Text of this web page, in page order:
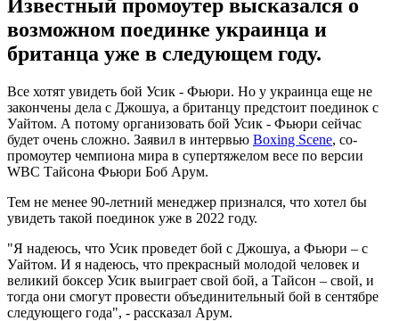
Известный промоутер высказался о
возможном поединке украинца и
британца уже в следующем году.
Все хотят увидеть бой Усик - Фьюри. Но у украинца еще не
закончены дела с Джошуа, а британцу предстоит поединок с
Уайтом. А потому организовать бой Усик - Фьюри сейчас
будет очень сложно. Заявил в интервью Boxing Scene, со-
промоутер чемпиона мира в супертяжелом весе по версии
WBC Тайсона Фьюри Боб Арум.
Тем не менее 90-летний менеджер признался, что хотел бы
увидеть такой поединок уже в 2022 году.
"Я надеюсь, что Усик проведет бой с Джошуа, а Фьюри – с
Уайтом. И я надеюсь, что прекрасный молодой человек и
великий боксер Усик выиграет свой бой, а Тайсон – свой, и
тогда они смогут провести объединительный бой в сентябре
следующего года", - рассказал Арум.